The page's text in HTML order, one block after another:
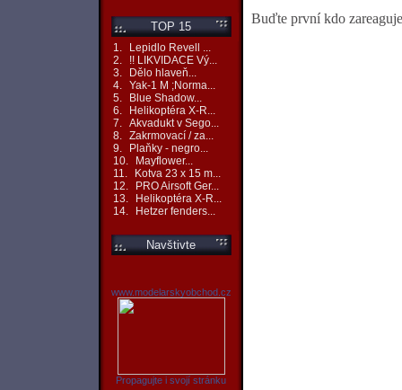
TOP 15
1.
Lepidlo Revell ...
2.
!! LIKVIDACE Vý...
3.
Dělo hlaveň...
4. Yak-1 M ;Norma...
5.
Blue Shadow...
6.
Helikoptéra X-R...
7. Akvadukt v Sego...
8. Zakrmovací / za...
9.
Plaňky - negro...
10.
Mayflower...
11.
Kotva 23 x 15 m...
12.
PRO Airsoft Ger...
13.
Helikoptéra X-R...
14.
Hetzer fenders...
Navštivte
www.modelarskyobchod.cz
Propagujte i svojí stránku
Buďte první kdo